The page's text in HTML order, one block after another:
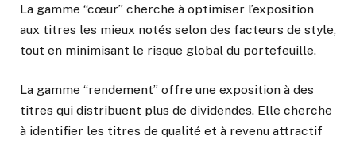
La gamme “cœur” cherche à optimiser l’exposition
aux titres les mieux notés selon des facteurs de style,
tout en minimisant le risque global du portefeuille.
La gamme “rendement” offre une exposition à des
titres qui distribuent plus de dividendes. Elle cherche
à identifier les titres de qualité et à revenu attractif